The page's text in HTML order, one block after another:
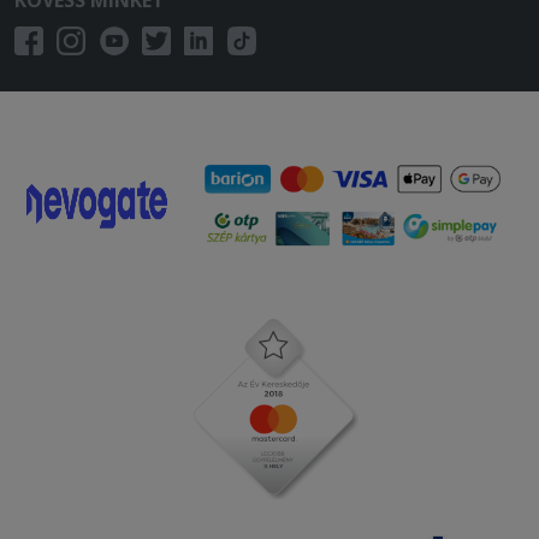
küllemében és ízében is. A többi étel
nem melegen érkezett.
2025-10-09 - Mihály:
kiszállítás. Ajánlom az éttermet
2025-09-30 - Erika:
Szeretem ezt az éttermet, eddig
Nekem pl.a szezámos csibe abszolút
megfelelt,finom volt! Még nem
ettem.Gondolom a többi is finom
lesz,úgy szokott lenni